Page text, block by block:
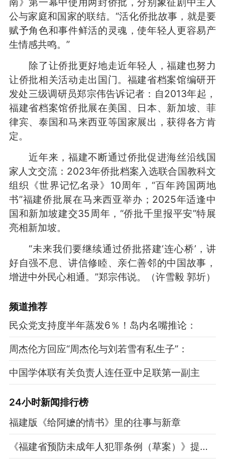
公与家庭和国家的联结。“活化侨批故事，就是要
赋予角色和事件鲜活的灵魂，使年轻人更容易产
生情感共鸣。”
除了让侨批更好地走近年轻人，福建也努力
让侨批相关活动走出国门。福建省档案馆编研开
发处三级调研员郑宗伟告诉记者：自2013年起，
福建省档案馆侨批展在美国、日本、新加坡、菲
律宾、泰国和马来西亚等国家展出，获得各方肯
定。
近年来，福建不断通过侨批促进海丝沿线国
家人文交流：2023年侨批档案入选联合国教科文
组织《世界记忆名录》10周年，“百年跨国两地
书”福建侨批展在马来西亚举办；2025年适逢中
国和新加坡建交35周年，“侨批千里报平安”特展
亮相新加坡。
“未来我们要继续通过侨批搭建‘连心桥’，讲
好自强不息、讲信修睦、亲仁善邻的中国故事，
增进中外民心相通。”郑宗伟说。（许雪毅 郭圻）
频道推荐
民众党支持度半年蒸发6％！岛内名嘴推论：
周杰伦方回应“周杰伦与刘若雪有私生子”：
中国学体联有关负责人连任亚中足联第一副主
24小时新闻排行榜
福建版《给阿嬷的情书》里的往事与新章
《福建省预防未成年人犯罪条例（草案）》提交一审